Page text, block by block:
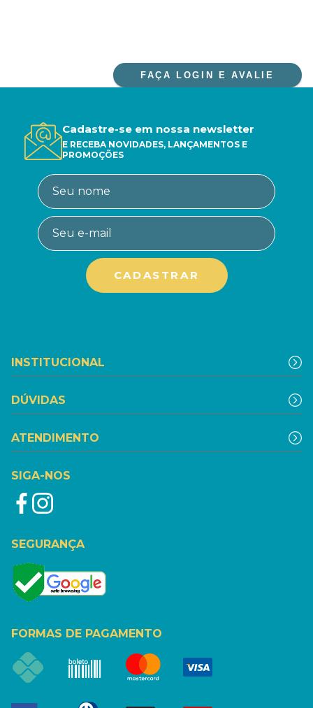
FAÇA LOGIN E AVALIE
Cadastre-se em nossa newsletter
E RECEBA NOVIDADES, LANÇAMENTOS E
PROMOÇÕES
INSTITUCIONAL
DÚVIDAS
ATENDIMENTO
SIGA-NOS
SEGURANÇA
FORMAS DE PAGAMENTO